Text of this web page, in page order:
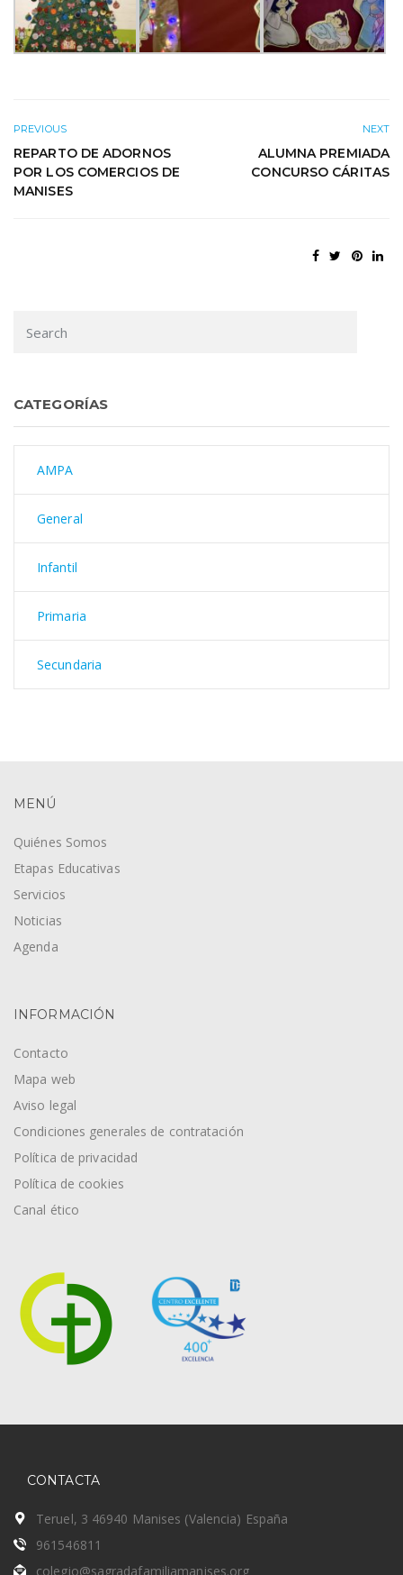
PREVIOUS
REPARTO DE ADORNOS
POR LOS COMERCIOS DE
MANISES
NEXT
ALUMNA PREMIADA
CONCURSO CÁRITAS
CATEGORÍAS
AMPA
General
Infantil
Primaria
Secundaria
MENÚ
Quiénes Somos
Etapas Educativas
Servicios
Noticias
Agenda
INFORMACIÓN
Contacto
Mapa web
Aviso legal
Condiciones generales de contratación
Política de privacidad
Política de cookies
Canal ético
CONTACTA
Teruel, 3 46940 Manises (Valencia) España
961546811
colegio@sagradafamiliamanises.org